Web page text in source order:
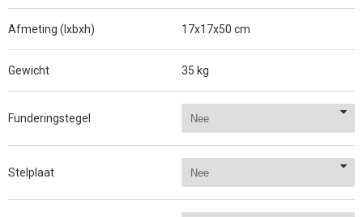
Afmeting (lxbxh) 17x17x50 cm
Gewicht 35 kg
Funderingstegel
Stelplaat